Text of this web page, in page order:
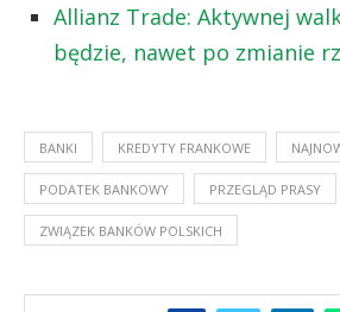
Allianz Trade: Aktywnej
będzie, nawet po zmianie
BANKI KREDYTY FRANKOWE
PODATEK BANKOWY PRZEGLĄD PRASY
ZWIĄZEK BANKÓW POLSKICH